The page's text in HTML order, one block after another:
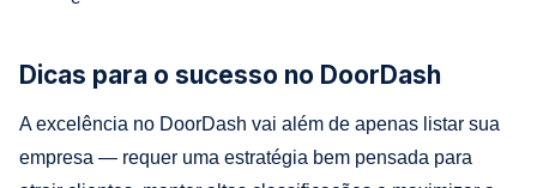
Dicas para o sucesso no DoorDash
A excelência no DoorDash vai além de apenas listar sua
empresa — requer uma estratégia bem pensada para